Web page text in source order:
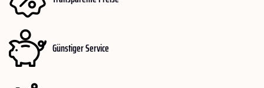
Günstiger Service